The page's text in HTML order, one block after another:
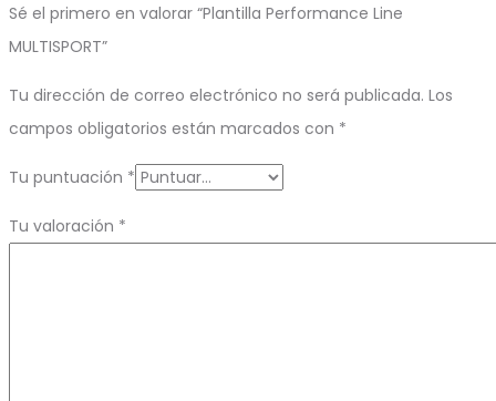
Sé el primero en valorar “Plantilla Performance Line
MULTISPORT”
Tu dirección de correo electrónico no será publicada. Los
campos obligatorios están marcados con *
Tu puntuación *
Tu valoración *